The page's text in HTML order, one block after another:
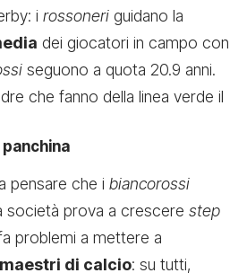
i rossoneri guidano la
dei giocatori in campo con
seguono a quota 20.9 anni.
che fanno della linea verde il
panchina
pensare che i biancorossi
società prova a crescere step
problemi a mettere a
maestri di calcio: su tutti,